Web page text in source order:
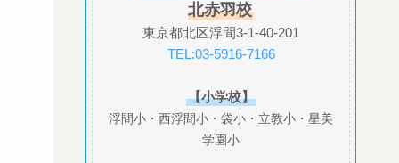
北赤羽校
東京都北区浮間3-1-40-201
TEL:03-5916-7166
【小学校】
浮間小・西浮間小・袋小・立教小・星美
学園小